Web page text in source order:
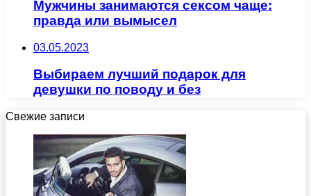
Мужчины занимаются сексом чаще:
правда или вымысел
03.05.2023
Выбираем лучший подарок для
девушки по поводу и без
Свежие записи